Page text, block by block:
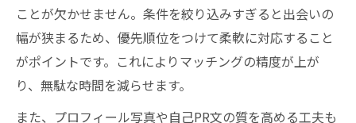
ことが欠かせません。条件を絞り込みすぎると出会いの
幅が狭まるため、優先順位をつけて柔軟に対応すること
がポイントです。これによりマッチングの精度が上が
り、無駄な時間を減らせます。
また、プロフィール写真や自己PR文の質を高める工夫も